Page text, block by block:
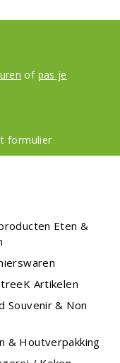
of pas je
formulier
Eten &
Artikelen
Souvenir & Non
& Houtverpakking